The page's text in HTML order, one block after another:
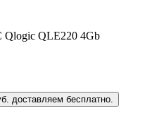
Qlogic QLE220 4Gb
доставляем бесплатно.